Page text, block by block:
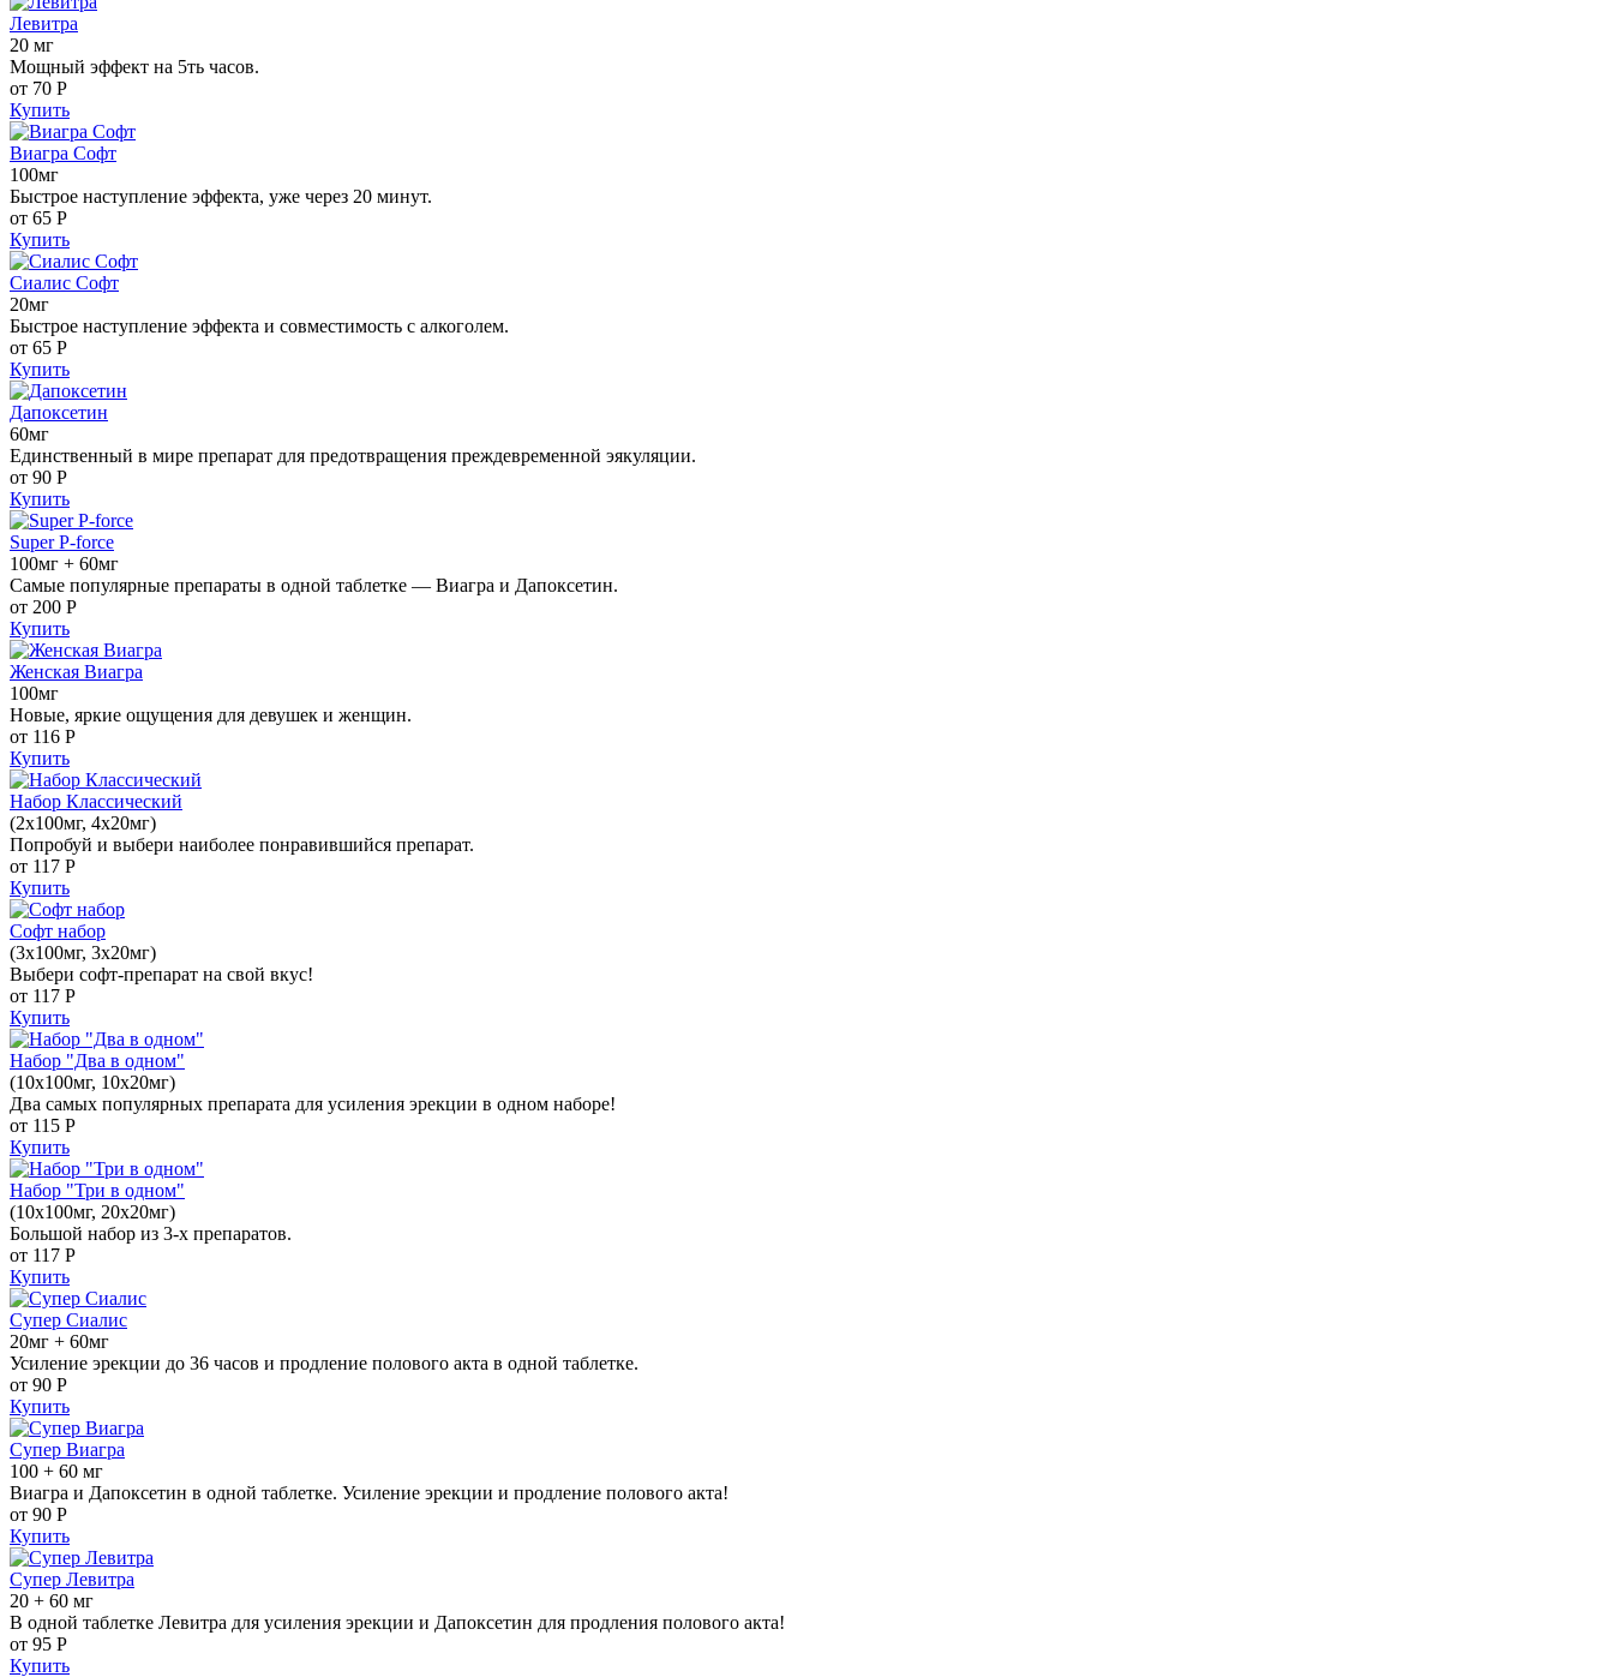
Левитра
20 мг
Мощный эффект на 5ть часов.
от 70 Р
Купить
Виагра Софт
100мг
Быстрое наступление эффекта, уже через 20 минут.
от 65 Р
Купить
Сиалис Софт
20мг
Быстрое наступление эффекта и совместимость с алкоголем.
от 65 Р
Купить
Дапоксетин
60мг
Единственный в мире препарат для предотвращения преждевременной эякуляции.
от 90 Р
Купить
Super P-force
100мг + 60мг
Самые популярные препараты в одной таблетке — Виагра и Дапоксетин.
от 200 Р
Купить
Женская Виагра
100мг
Новые, яркие ощущения для девушек и женщин.
от 116 Р
Купить
Набор Классический
(2x100мг, 4x20мг)
Попробуй и выбери наиболее понравившийся препарат.
от 117 Р
Купить
Софт набор
(3x100мг, 3x20мг)
Выбери софт-препарат на свой вкус!
от 117 Р
Купить
Набор "Два в одном"
(10x100мг, 10x20мг)
Два самых популярных препарата для усиления эрекции в одном наборе!
от 115 Р
Купить
Набор "Три в одном"
(10x100мг, 20x20мг)
Большой набор из 3-х препаратов.
от 117 Р
Купить
Супер Сиалис
20мг + 60мг
Усиление эрекции до 36 часов и продление полового акта в одной таблетке.
от 90 Р
Купить
Супер Виагра
100 + 60 мг
Виагра и Дапоксетин в одной таблетке. Усиление эрекции и продление полового акта!
от 90 Р
Купить
Супер Левитра
20 + 60 мг
В одной таблетке Левитра для усиления эрекции и Дапоксетин для продления полового акта!
от 95 Р
Купить